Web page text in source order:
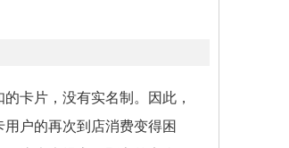
卡片，没有实名制。因此，
户的再次到店消费变得困